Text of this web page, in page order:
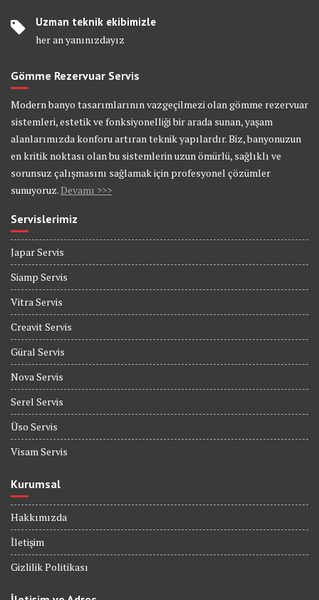
Uzman teknik ekibimizle
her an yanınızdayız
Gömme Rezervuar Servis
Modern banyo tasarımlarının vazgeçilmezi olan gömme rezervuar
sistemleri, estetik ve fonksiyonelliği bir arada sunan, yaşam
alanlarımızda konforu artıran teknik yapılardır. Biz, banyonuzun
en kritik noktası olan bu sistemlerin uzun ömürlü, sağlıklı ve
sorunsuz çalışmasını sağlamak için profesyonel çözümler
sunuyoruz.Devamı >>>
Servislerimiz
Japar Servis
Siamp Servis
Vitra Servis
Creavit Servis
Güral Servis
Nova Servis
Serel Servis
Üso Servis
Visam Servis
Kurumsal
Hakkımızda
İletişim
Gizlilik Politikası